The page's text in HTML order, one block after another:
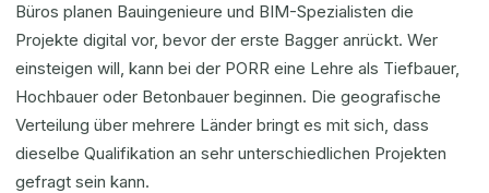
Büros planen Bauingenieure und BIM-Spezialisten die
Projekte digital vor, bevor der erste Bagger anrückt. Wer
einsteigen will, kann bei der PORR eine Lehre als Tiefbauer,
Hochbauer oder Betonbauer beginnen. Die geografische
Verteilung über mehrere Länder bringt es mit sich, dass
dieselbe Qualifikation an sehr unterschiedlichen Projekten
gefragt sein kann.